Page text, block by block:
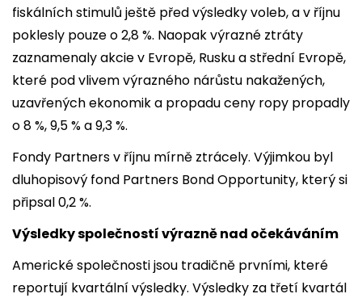
fiskálních stimulů ještě před výsledky voleb, a v říjnu
poklesly pouze o 2,8 %. Naopak výrazné ztráty
zaznamenaly akcie v Evropě, Rusku a střední Evropě,
které pod vlivem výrazného nárůstu nakažených,
uzavřených ekonomik a propadu ceny ropy propadly
o 8 %, 9,5 % a 9,3 %.
Fondy Partners v říjnu mírně ztrácely. Výjimkou byl
dluhopisový fond Partners Bond Opportunity, který si
připsal 0,2 %.
Výsledky společností výrazně nad očekáváním
Americké společnosti jsou tradičně prvními, které
reportují kvartální výsledky. Výsledky za třetí kvartál